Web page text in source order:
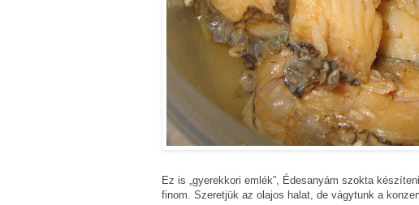
Ez is „gyerekkori emlék”, Édesanyám szokta
finom. Szeretjük az olajos halat, de vágytunk a